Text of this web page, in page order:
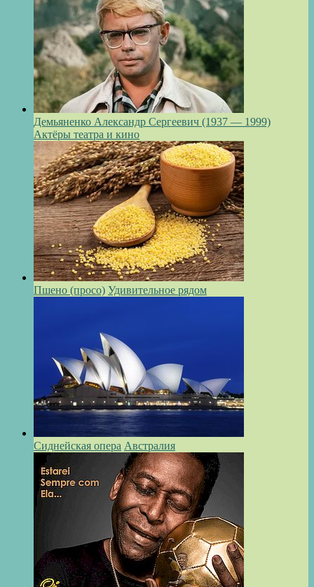
Демьяненко Александр Сергеевич (1937 — 1999)
Актёры театра и кино
Пшено (просо) Удивительное рядом
Сиднейская опера Австралия